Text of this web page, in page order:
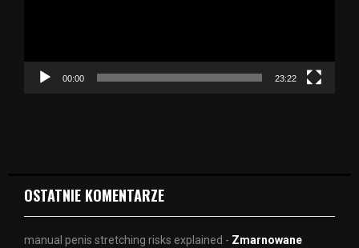
c
00:00 23:22
OSTATNIE KOMENTARZE
manual penis stretching risks explained - Zmarnowane